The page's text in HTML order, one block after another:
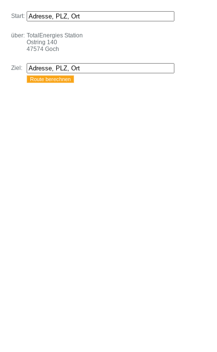
Start:
über: TotalEnergies Station
Ostring 140
47574 Goch
Ziel: